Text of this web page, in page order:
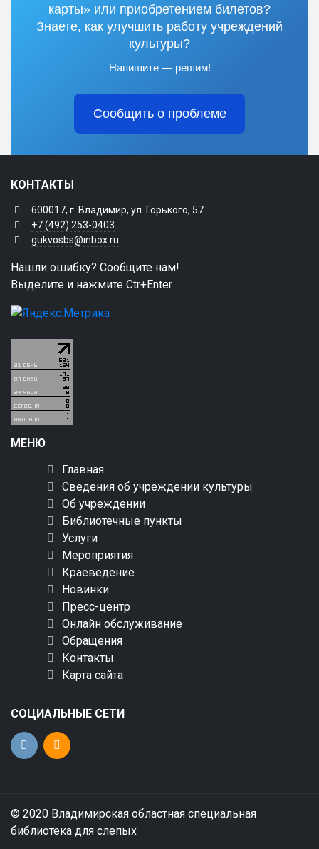
карты» или приобретением билетов?
Знаете, как улучшить работу учреждений
культуры?
Напишите — решим!
Сообщить о проблеме
КОНТАКТЫ
600017, г. Владимир, ул. Горького, 57
+7 (492) 253-0403
gukvosbs@inbox.ru
Нашли ошибку? Сообщите нам!
Выделите и нажмите Ctr+Enter
МЕНЮ
Главная
Сведения об учреждении культуры
Об учреждении
Библиотечные пункты
Услуги
Мероприятия
Краеведение
Новинки
Пресс-центр
Онлайн обслуживание
Обращения
Контакты
Карта сайта
СОЦИАЛЬНЫЕ СЕТИ
© 2020 Владимирская областная специальная
библиотека для слепых